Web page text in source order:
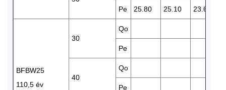
Pe 25.80 25.10 23.60
BFBW25
110,5 év
30
Qo
Pe
40
Qo
Pe